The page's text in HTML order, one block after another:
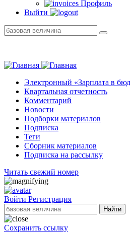
Профиль
Выйти
Электронный «Зарплата в
Квартальная отчетность
Комментарий
Новости
Подборки материалов
Подписка
Теги
Сборник материалов
Подписка на рассылку
Читать свежий номер
Войти Регистрация
Найти
Сохранить ссылку